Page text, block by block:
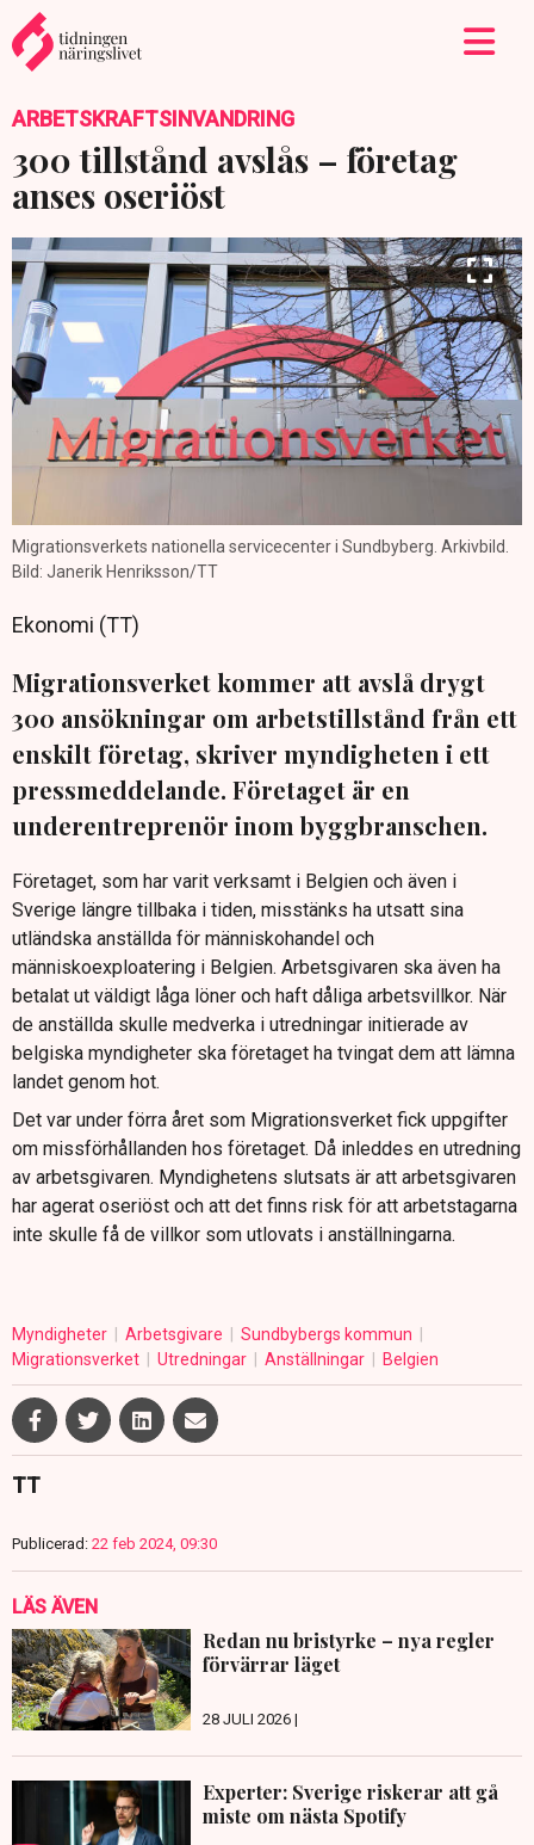
ARBETSKRAFTSINVANDRING
300 tillstånd avslås – företag
anses oseriöst
Migrationsverkets nationella servicecenter i Sundbyberg. Arkivbild.
Bild: Janerik Henriksson/TT
Ekonomi (TT)
Migrationsverket kommer att avslå drygt
300 ansökningar om arbetstillstånd från ett
enskilt företag, skriver myndigheten i ett
pressmeddelande. Företaget är en
underentreprenör inom byggbranschen.
Företaget, som har varit verksamt i Belgien och även i
Sverige längre tillbaka i tiden, misstänks ha utsatt sina
utländska anställda för människohandel och
människoexploatering i Belgien. Arbetsgivaren ska även ha
betalat ut väldigt låga löner och haft dåliga arbetsvillkor. När
de anställda skulle medverka i utredningar initierade av
belgiska myndigheter ska företaget ha tvingat dem att lämna
landet genom hot.
Det var under förra året som Migrationsverket fick uppgifter
om missförhållanden hos företaget. Då inleddes en utredning
av arbetsgivaren. Myndighetens slutsats är att arbetsgivaren
har agerat oseriöst och att det finns risk för att arbetstagarna
inte skulle få de villkor som utlovats i anställningarna.
Myndigheter Arbetsgivare
Sundbybergs kommun
Migrationsverket
Utredningar Anställningar Belgien
TT
Publicerad: 22 feb 2024, 09:30
LÄS ÄVEN
Redan nu bristyrke – nya regler
förvärrar läget
28 JULI 2026 |
Experter: Sverige riskerar att gå
miste om nästa Spotify